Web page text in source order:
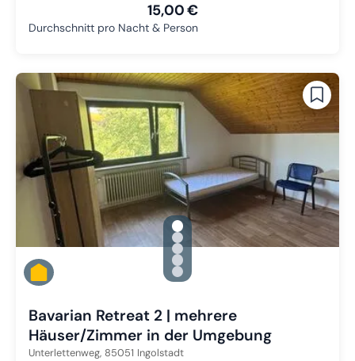
15,00 €
Durchschnitt pro Nacht & Person
gallery.slide_selector
Zu Slide 1 wechseln
Zu Slide 2 wechseln
Zu Slide 3 wechseln
Zu Slide 4 wechseln
Zu Slide 5 wechseln
Bavarian Retreat 2 | mehrere
Häuser/Zimmer in der Umgebung
Unterlettenweg, 85051 Ingolstadt